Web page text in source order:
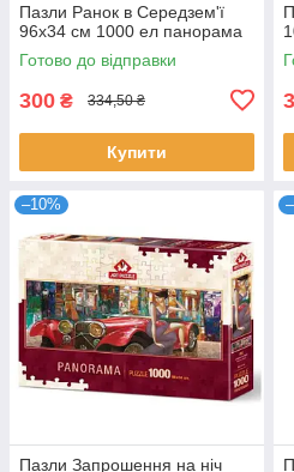
Пазли Ранок в Середзем'ї
96х34 см 1000 ел панорама
Готово до відправки
300 ₴ 334,50 ₴
Купити
–10%
Пазли Запрошення на ніч